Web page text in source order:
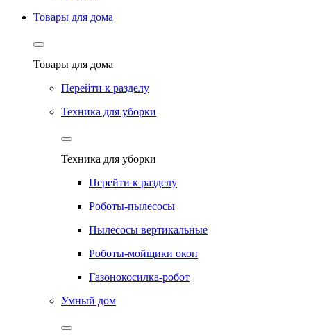
Товары для дома
Товары для дома
Перейти к разделу
Техника для уборки
Техника для уборки
Перейти к разделу
Роботы-пылесосы
Пылесосы вертикальные
Роботы-мойщики окон
Газонокосилка-робот
Умный дом